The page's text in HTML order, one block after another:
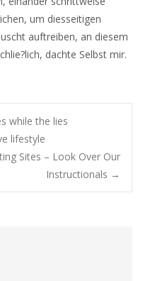
um diesseitigen
auftreiben, an diesem
dachte Selbst mir.
while the lies
lifestyle
Sites – Look Over Our
Instructionals →